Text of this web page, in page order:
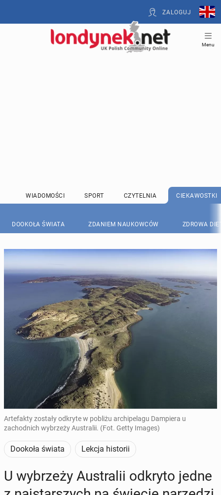
ZALOGUJ
Menu
WIADOMOŚCI SPORT CZYTELNIA CIEKAWOSTKI
DOOKOŁA ŚWIATA ZDANIEM NAUKOWCÓW ZDROWA
Artefakty zostały odkryte w pobliżu archipelagu Dampiera u
zachodnich wybrzeży Australii. (Fot. Getty Images)
Dookoła świata Lekcja historii
U wy­brze­ży Au­stra­lii odkryto jedne